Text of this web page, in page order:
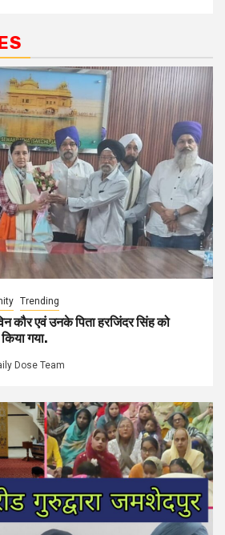
Trending
एवं उनके पिता हरजिंदर सिंह को
किया गया.
Dose Team